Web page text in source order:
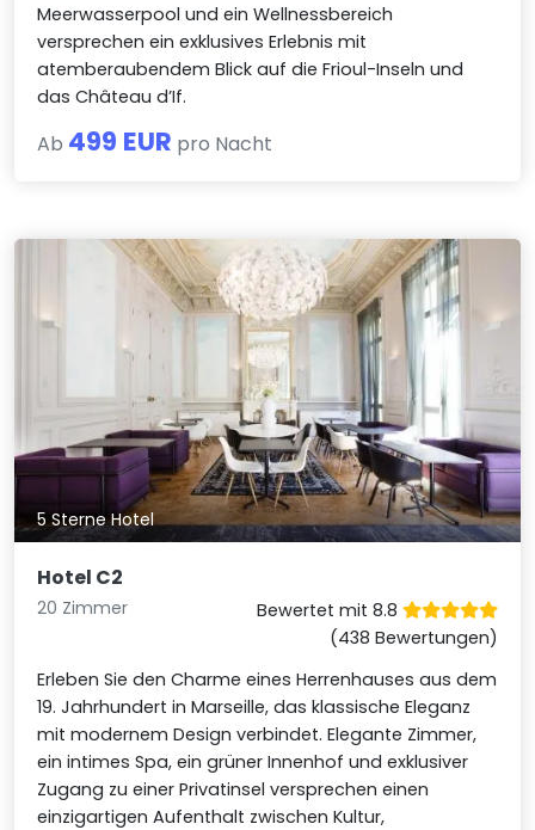
Meerwasserpool und ein Wellnessbereich
versprechen ein exklusives Erlebnis mit
atemberaubendem Blick auf die Frioul-Inseln und
das Château d’If.
Ab 499 EUR pro Nacht
5 Sterne Hotel
Hotel C2
20 Zimmer
Bewertet mit 8.8
(438 Bewertungen)
Erleben Sie den Charme eines Herrenhauses aus dem
19. Jahrhundert in Marseille, das klassische Eleganz
mit modernem Design verbindet. Elegante Zimmer,
ein intimes Spa, ein grüner Innenhof und exklusiver
Zugang zu einer Privatinsel versprechen einen
einzigartigen Aufenthalt zwischen Kultur,